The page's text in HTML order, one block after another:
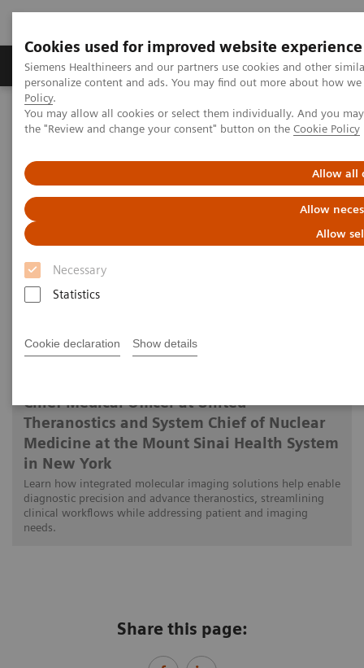
Cookies used for improved website experience
Siemens Healthineers and our partners use cookies and other
personalize content and ads. You may find out more about how
Policy.
You may allow all cookies or select them individually. And you
the "Review and change your consent" button on the Cookie Policy
Allow all
Allow
Allow
Necessary
Statistics
Cookie declaration Show details
Produits & services Domaines cliniques
Home Imagerie médicale
Imagerie moléculaire
Molecular Imaging Clinical Corner
Scientific Presentations
The role of imaging in
theranostics | SNMMI
Symposium 2026
01.06.2026
Chief Medical Officer at United
Theranostics and System Chief of Nuclear
Medicine at the Mount Sinai Health System
in New York
Learn how integrated molecular imaging solutions help enable
diagnostic precision and advance theranostics, streamlining
clinical workflows while addressing patient and imaging
needs.
Share this page: